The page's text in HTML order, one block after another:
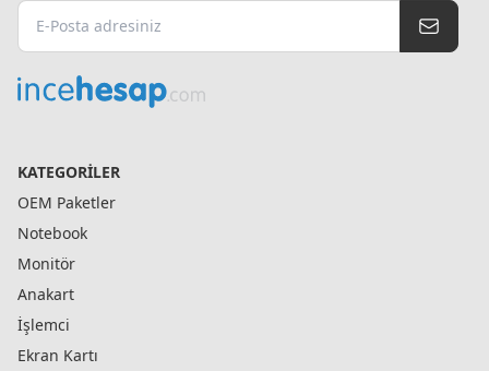
KATEGORILER
OEM Paketler
Notebook
Monitör
Anakart
İşlemci
Ekran Kartı